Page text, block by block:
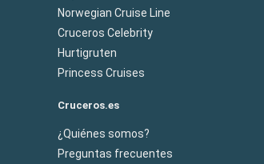
Norwegian Cruise Line
Cruceros Celebrity
Hurtigruten
Princess Cruises
Cruceros.es
¿Quiénes somos?
Preguntas frecuentes